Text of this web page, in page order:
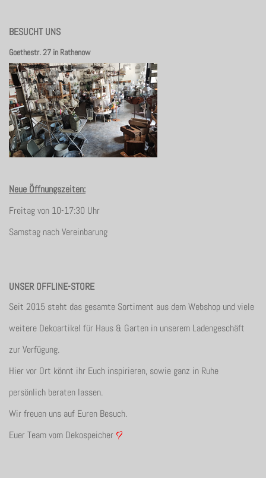
BESUCHT UNS
Goethestr. 27 in Rathenow
Neue Öffnungszeiten:
Freitag von 10-17:30 Uhr
Samstag nach Vereinbarung
UNSER OFFLINE-STORE
Seit 2015 steht das gesamte Sortiment aus dem Webshop und viele
weitere Dekoartikel für Haus & Garten in unserem Ladengeschäft
zur Verfügung.
Hier vor Ort könnt ihr Euch inspirieren, sowie ganz in Ruhe
persönlich beraten lassen.
Wir freuen uns auf Euren Besuch.
Euer Team vom Dekospeicher